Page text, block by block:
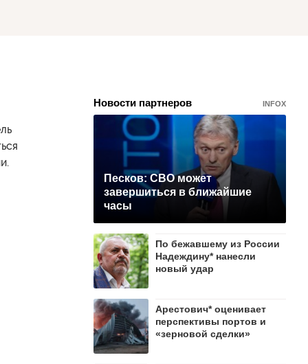
Новости партнеров INFOX
Песков: СВО может
завершиться в ближайшие
часы
По бежавшему из России
Надеждину* нанесли
новый удар
Арестович* оценивает
перспективы портов и
«зерновой сделки»